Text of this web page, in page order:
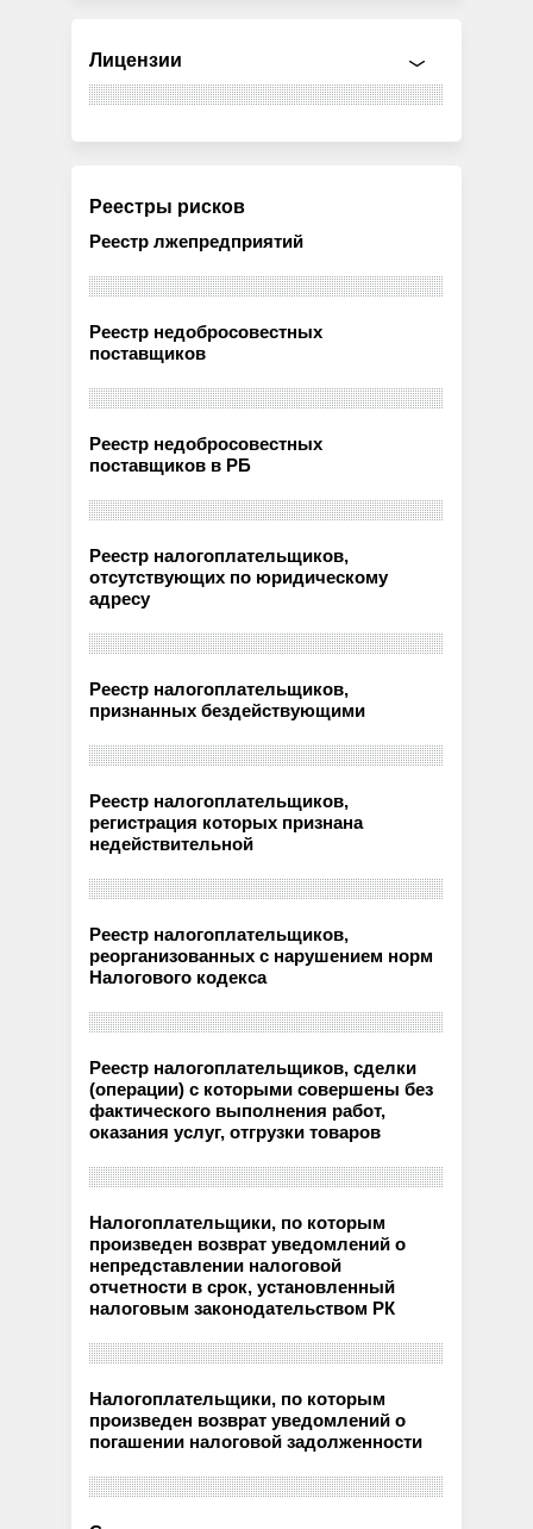
Лицензии
Реестры рисков
Реестр лжепредприятий
Реестр недобросовестных
поставщиков
Реестр недобросовестных
поставщиков в РБ
Реестр налогоплательщиков,
отсутствующих по юридическому
адресу
Реестр налогоплательщиков,
признанных бездействующими
Реестр налогоплательщиков,
регистрация которых признана
недействительной
Реестр налогоплательщиков,
реорганизованных с нарушением норм
Налогового кодекса
Реестр налогоплательщиков, сделки
(операции) с которыми совершены без
фактического выполнения работ,
оказания услуг, отгрузки товаров
Налогоплательщики, по которым
произведен возврат уведомлений о
непредставлении налоговой
отчетности в срок, установленный
налоговым законодательством РК
Налогоплательщики, по которым
произведен возврат уведомлений о
погашении налоговой задолженности